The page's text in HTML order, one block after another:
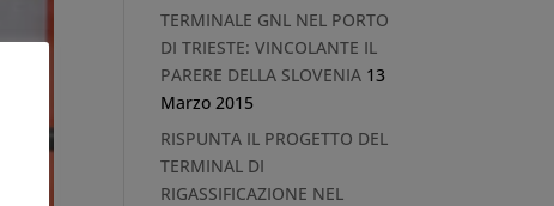
TERMINALE GNL NEL PORTO
DI TRIESTE: VINCOLANTE IL
PARERE DELLA SLOVENIA 13
Marzo 2015
RISPUNTA IL PROGETTO DEL
TERMINAL DI
RIGASSIFICAZIONE NEL